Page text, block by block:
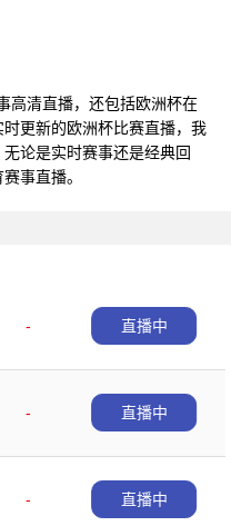
高清直播，还包括欧洲杯在
更新的欧洲杯比赛直播，我
论是实时赛事还是经典回
事直播。
-
直播中
-
直播中
-
直播中